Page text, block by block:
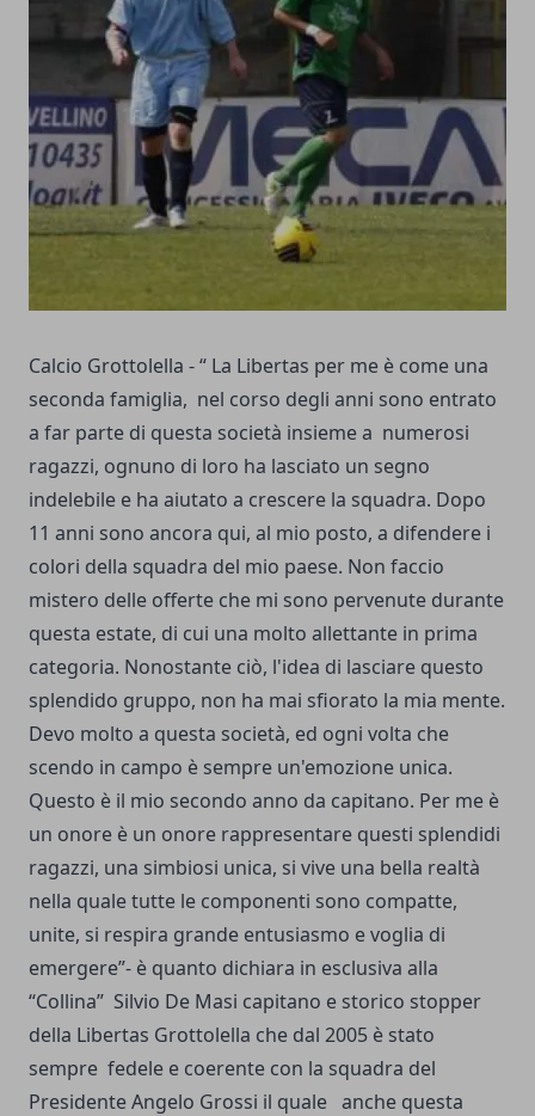
Calcio Grottolella - “ La Libertas per me è come una
seconda famiglia, nel corso degli anni sono entrato
a far parte di questa società insieme a numerosi
ragazzi, ognuno di loro ha lasciato un segno
indelebile e ha aiutato a crescere la squadra. Dopo
11 anni sono ancora qui, al mio posto, a difendere i
colori della squadra del mio paese. Non faccio
mistero delle offerte che mi sono pervenute durante
questa estate, di cui una molto allettante in prima
categoria. Nonostante ciò, l'idea di lasciare questo
splendido gruppo, non ha mai sfiorato la mia mente.
Devo molto a questa società, ed ogni volta che
scendo in campo è sempre un'emozione unica.
Questo è il mio secondo anno da capitano. Per me è
un onore è un onore rappresentare questi splendidi
ragazzi, una simbiosi unica, si vive una bella realtà
nella quale tutte le componenti sono compatte,
unite, si respira grande entusiasmo e voglia di
emergere”- è quanto dichiara in esclusiva alla
“Collina” Silvio De Masi capitano e storico stopper
della Libertas Grottolella che dal 2005 è stato
sempre fedele e coerente con la squadra del
Presidente Angelo Grossi il quale anche questa